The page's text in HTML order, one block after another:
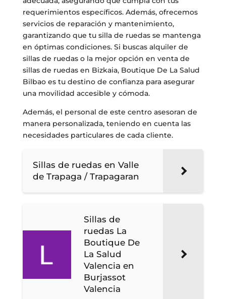
requerimientos específicos. Además, ofrecemos
servicios de reparación y mantenimiento,
garantizando que tu silla de ruedas se mantenga
en óptimas condiciones. Si buscas alquiler de
sillas de ruedas o la mejor opción en venta de
sillas de ruedas en Bizkaia, Boutique De La Salud
Bilbao es tu destino de confianza para asegurar
una movilidad accesible y cómoda.
Además, el personal de este centro asesoran de
manera personalizada, teniendo en cuenta las
necesidades particulares de cada cliente.
Sillas de ruedas en Valle
de Trapaga / Trapagaran
Sillas de
ruedas La
Boutique De
La Salud
Valencia en
Burjassot
Valencia